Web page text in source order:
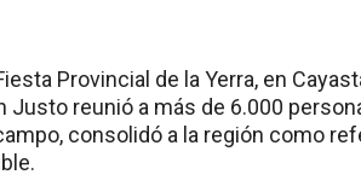
Provincial de la Yerra, en
reunió a más de 6.000
consolidó a la región como